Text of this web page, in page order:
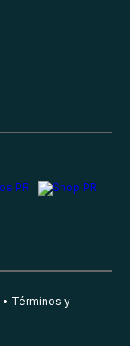
Términos y